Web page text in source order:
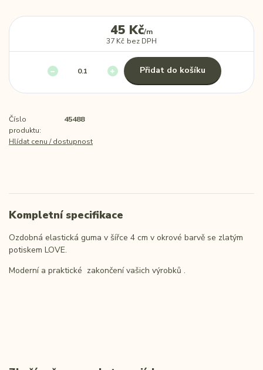
45 Kč/m
37 Kč bez DPH
Přidat do košíku
Číslo
produktu:
45488
Hlídat cenu / dostupnost
Kompletní specifikace
Ozdobná elastická guma v šířce 4 cm v okrové barvě se zlatým
potiskem LOVE.
Moderní a praktické zakončení vašich výrobků .